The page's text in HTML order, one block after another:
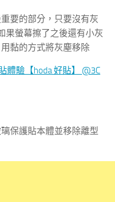
要的部分，只要沒有灰
果螢幕擦了之後還有小灰
黏的方式將灰塵移除
保護貼本體並移除離型